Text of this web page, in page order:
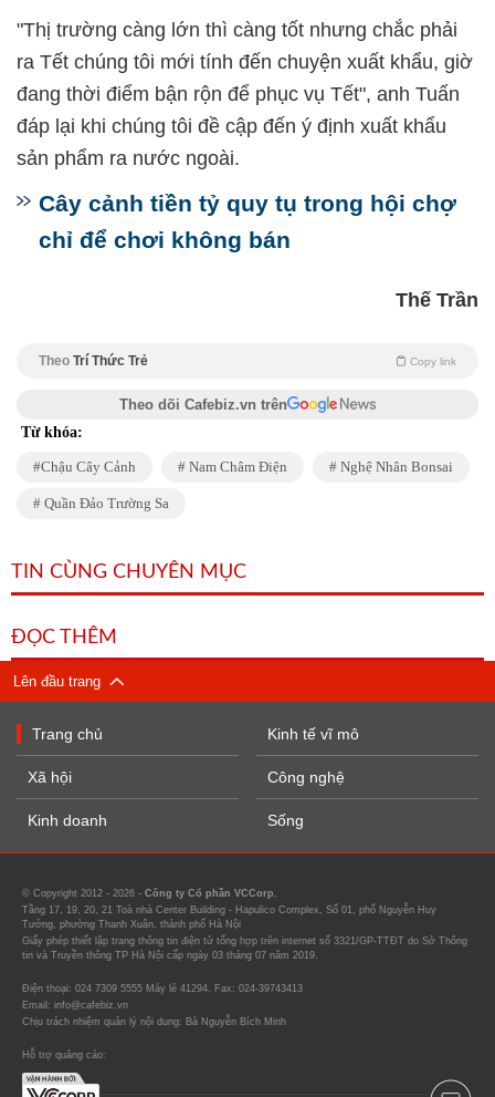
"Thị trường càng lớn thì càng tốt nhưng chắc phải
ra Tết chúng tôi mới tính đến chuyện xuất khẩu, giờ
đang thời điểm bận rộn để phục vụ Tết", anh Tuấn
đáp lại khi chúng tôi đề cập đến ý định xuất khẩu
sản phẩm ra nước ngoài.
Cây cảnh tiền tỷ quy tụ trong hội chợ
chỉ để chơi không bán
Thế Trần
Theo Trí Thức Trẻ Copy link
Theo dõi Cafebiz.vn trên
Từ khóa:
Chậu Cây Cảnh Nam Châm Điện Nghệ Nhân Bonsai
Quần Đảo Trường Sa
TIN CÙNG CHUYÊN MỤC
ĐỌC THÊM
Lên đầu trang
Trang chủ
Xã hội
Kinh doanh
Kinh tế vĩ mô
Công nghệ
Sống
© Copyright 2012 - 2026 - Công ty Cổ phần VCCorp.
Tầng 17, 19, 20, 21 Toà nhà Center Building - Hapulico Complex, Số 01, phố Nguyễn Huy
Tưởng, phường Thanh Xuân, thành phố Hà Nội
Giấy phép thiết lập trang thông tin điện tử tổng hợp trên internet số 3321/GP-TTĐT do Sở Thông
tin và Truyền thông TP Hà Nội cấp ngày 03 tháng 07 năm 2019.
Điện thoại: 024 7309 5555 Máy lẻ 41294. Fax: 024-39743413
Email: info@cafebiz.vn
Chịu trách nhiệm quản lý nội dung: Bà Nguyễn Bích Minh
Hỗ trợ quảng cáo: